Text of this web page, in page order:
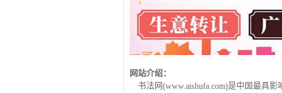
网站介绍：
书法网(www.aishufa.com)是中国最具